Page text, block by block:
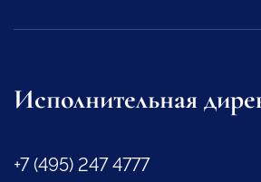
Исполнительная
+7 (495) 247 4777